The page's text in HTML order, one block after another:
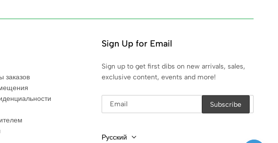
заказов
Sign Up for Email
Sign up to get first dibs on new arrivals, sales,
exclusive content, events and more!
Русский